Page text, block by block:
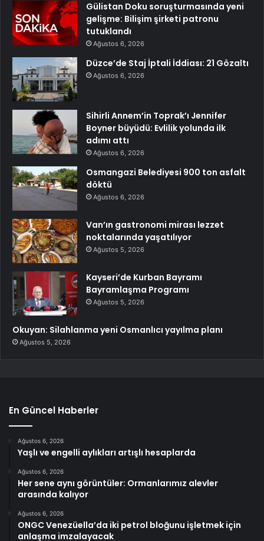
Gülistan Doku soruşturmasında yeni
gelişme: Bilişim şirketi patronu
tutuklandı
Ağustos 6, 2026
Düzce’de Staj İptali İddiası: 21 Gözaltı
Ağustos 6, 2026
Sihirli Annem’in Toprak’ı Jennifer
Boyner büyüdü: Evlilik yolunda ilk
adımı attı
Ağustos 6, 2026
Osmangazi Belediyesi 900 ton asfalt
döktü
Ağustos 6, 2026
Van’ın gastronomi mirası lezzet
noktalarında yaşatılıyor
Ağustos 5, 2026
Kayseri’de Kurban Bayramı
Bayramlaşma Programı
Ağustos 5, 2026
Okuyan: Silahlanma yeni Osmanlıcı yayılma planı
Ağustos 5, 2026
En Güncel Haberler
Ağustos 6, 2026
Yaşlı ve engelli aylıkları artışlı hesaplarda
Ağustos 6, 2026
Her sene aynı görüntüler: Ormanlarımız alevler
arasında kalıyor
Ağustos 6, 2026
ONGC Venezüella’da iki petrol bloğunu işletmek için
anlaşma imzalayacak